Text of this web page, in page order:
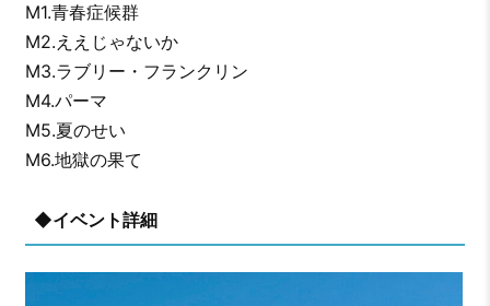
M1.青春症候群
M2.ええじゃないか
M3.ラブリー・フランクリン
M4.パーマ
M5.夏のせい
M6.地獄の果て
◆イベント詳細